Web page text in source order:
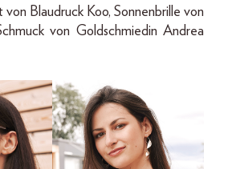
Blaudruck Koo, Sonnenbrille von
von Goldschmiedin Andrea